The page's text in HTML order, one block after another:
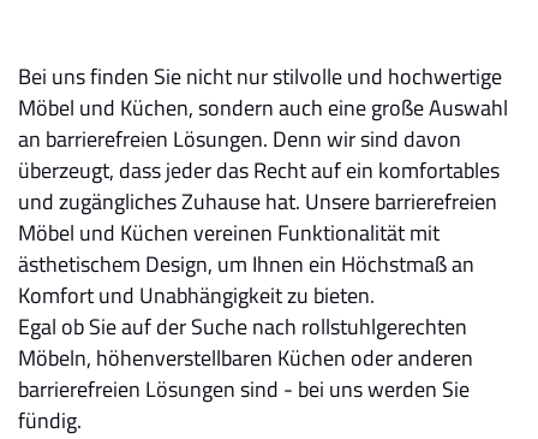
Bei uns finden Sie nicht nur stilvolle und hochwertige
Möbel und Küchen, sondern auch eine große Auswahl
an barrierefreien Lösungen. Denn wir sind davon
überzeugt, dass jeder das Recht auf ein komfortables
und zugängliches Zuhause hat. Unsere barrierefreien
Möbel und Küchen vereinen Funktionalität mit
ästhetischem Design, um Ihnen ein Höchstmaß an
Komfort und Unabhängigkeit zu bieten.
Egal ob Sie auf der Suche nach rollstuhlgerechten
Möbeln, höhenverstellbaren Küchen oder anderen
barrierefreien Lösungen sind - bei uns werden Sie
fündig.